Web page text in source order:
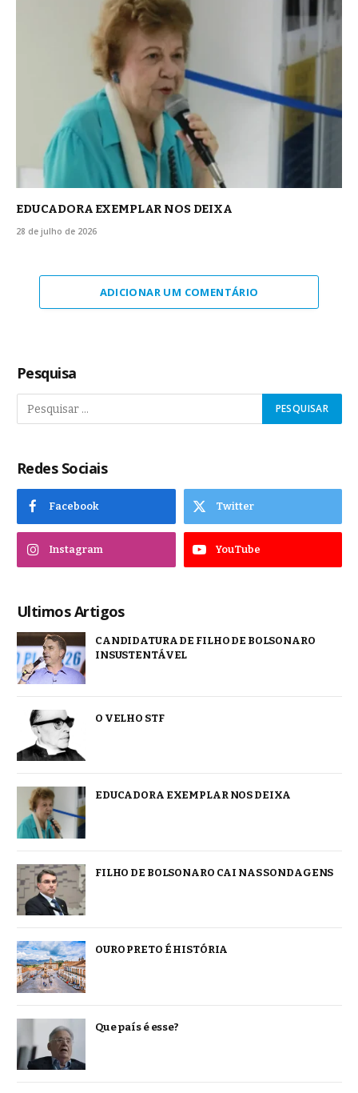
EDUCADORA EXEMPLAR NOS DEIXA
28 de julho de 2026
ADICIONAR UM COMENTÁRIO
Pesquisa
Redes Sociais
Facebook Twitter
Instagram YouTube
Ultimos Artigos
CANDIDATURA DE FILHO DE BOLSONARO
INSUSTENTÁVEL
O VELHO STF
EDUCADORA EXEMPLAR NOS DEIXA
FILHO DE BOLSONARO CAI NAS SONDAGENS
OURO PRETO É HISTÓRIA
Que país é esse?